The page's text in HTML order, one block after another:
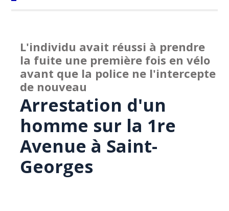
L'individu avait réussi à prendre
la fuite une première fois en vélo
avant que la police ne l'intercepte
de nouveau
Arrestation d'un
homme sur la 1re
Avenue à Saint-
Georges